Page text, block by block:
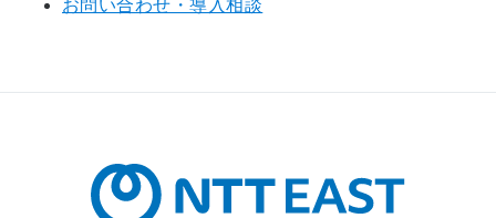
お問い合わせ・導入相談